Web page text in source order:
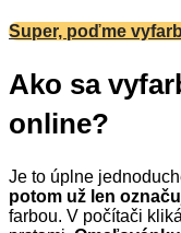
Super, poďme
Ako sa
online?
Je to úplne
potom už len
farbou. V počítači